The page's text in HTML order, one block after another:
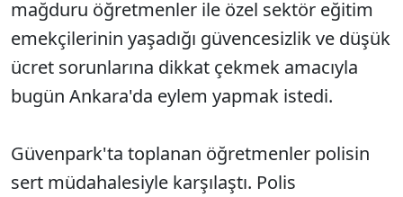
mağduru öğretmenler ile özel sektör eğitim
emekçilerinin yaşadığı güvencesizlik ve düşük
ücret sorunlarına dikkat çekmek amacıyla
bugün Ankara'da eylem yapmak istedi.
Güvenpark'ta toplanan öğretmenler polisin
sert müdahalesiyle karşılaştı. Polis